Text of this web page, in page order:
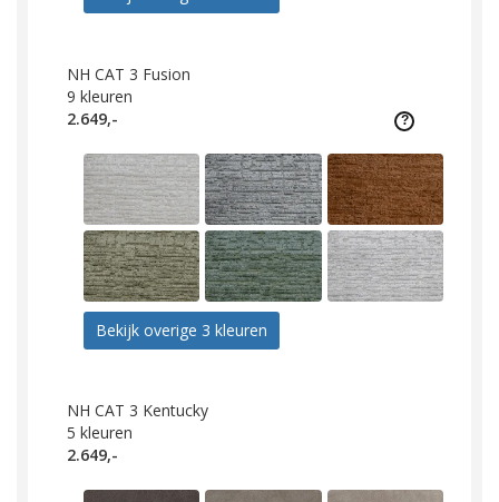
NH CAT 3 Fusion
9 kleuren
2.649,-
Bekijk overige 3 kleuren
NH CAT 3 Kentucky
5 kleuren
2.649,-